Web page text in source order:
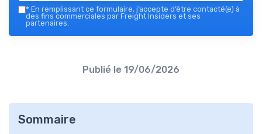
* En remplissant ce formulaire, j’accepte d’être contacté(e) à
des fins commerciales par Freight Insiders et ses
partenaires.
Publié le 19/06/2026
Sommaire